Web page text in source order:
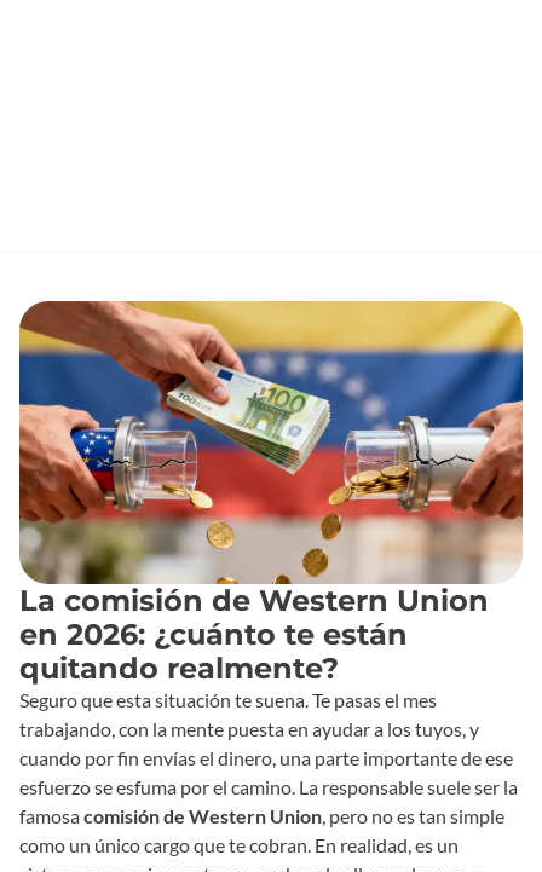
La comisión de Western Union
en 2026: ¿cuánto te están
quitando realmente?
Seguro que esta situación te suena. Te pasas el mes
trabajando, con la mente puesta en ayudar a los tuyos, y
cuando por fin envías el dinero, una parte importante de ese
esfuerzo se esfuma por el camino. La responsable suele ser la
famosacomisión de Western Union, pero no es tan simple
como un único cargo que te cobran. En realidad, es un